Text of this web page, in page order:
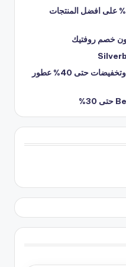
كود خصم متجر ماهر تخفيضات 40% على افضل المنتجات
كود خصم قراس للعطور Grasse وتخفيضات حتى 40% عطور